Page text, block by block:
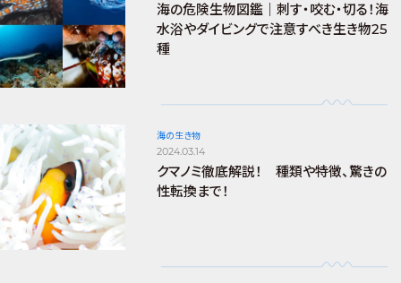
海の危険生物図鑑｜刺す・咬む・切る！海
水浴やダイビングで注意すべき生き物25
種
海の生き物
2024.03.14
クマノミ徹底解説！ 種類や特徴、驚きの
性転換まで！